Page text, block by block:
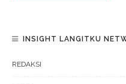
INSIGHT LANGITKU
REDAKSI